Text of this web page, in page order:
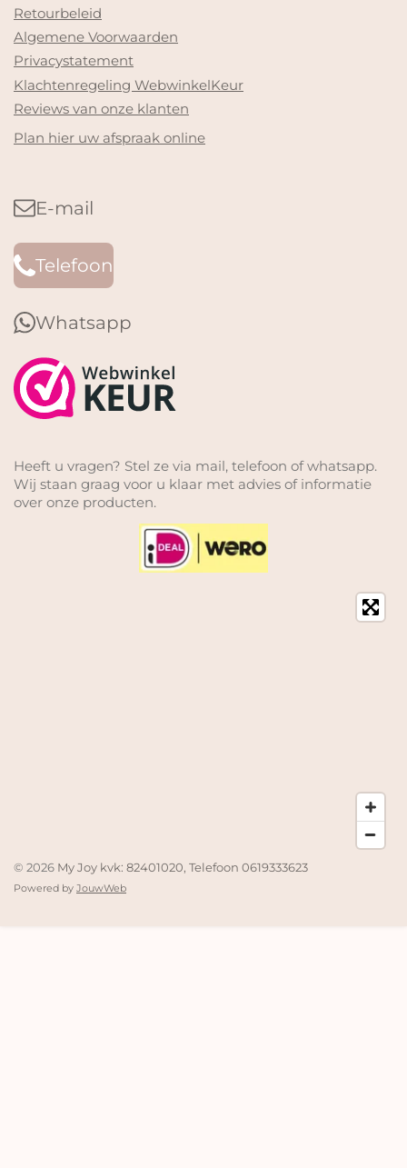
Retourbeleid
Algemene Voorwaarden
Privacystatement
Klachtenregeling WebwinkelKeur
Reviews van onze klanten
Plan hier uw afspraak online
E-mail
Telefoon
Whatsapp
Heeft u vragen? Stel ze via mail, telefoon of whatsapp.
Wij staan graag voor u klaar met advies of informatie
over onze producten.
© 2026 My Joy kvk: 82401020, Telefoon 0619333623
Powered by JouwWeb